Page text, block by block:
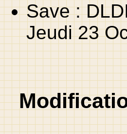
Save :
Jeudi 23